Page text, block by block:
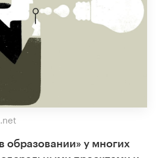
образовании» у многих